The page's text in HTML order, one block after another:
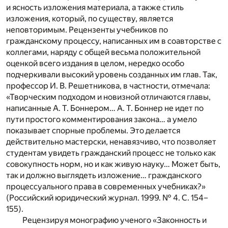
и ясность изложения материала, а также стиль
изложения, который, по существу, является
неповторимым. Рецензенты учебников по
гражданскому процессу, написанных им в соавторстве с
коллегами, наряду с общей весьма положительной
оценкой всего издания в целом, нередко особо
подчеркивали высокий уровень созданных им глав. Так,
профессор И. В. Решетникова, в частности, отмечала:
«Творческим подходом и новизной отличаются главы,
написанные А. Т. Боннером… А. Т. Боннер не идет по
пути простого комментирования закона… а умело
показывает спорные проблемы. Это делается
действительно мастерски, ненавязчиво, что позволяет
студентам увидеть гражданский процесс не только как
совокупность норм, но и как живую науку… Может быть,
так и должно выглядеть изложение… гражданского
процессуального права в современных учебниках?»
(Российский юридический журнал. 1999. № 4. С. 154–
155).
Рецензируя монографию ученого «Законность и